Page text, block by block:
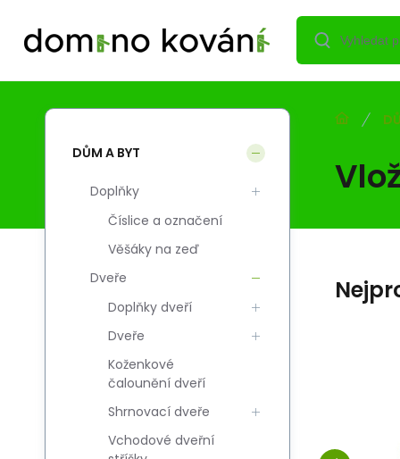
DOMINO
31/51G M1 s knoflíkem
kpl (3kl.)
Kód:i700_5908211432236
Kód dod.:5908211432236
EAN:5908211432236
588
Skladem
DO KOŠÍKU
DŮM A BYT
Doplňky
Číslice a označení
Věšáky na zeď
Dveře
Doplňky dveří
Dveře
Koženkové
čalounění dveří
Shrnovací dveře
Vchodové dveřní